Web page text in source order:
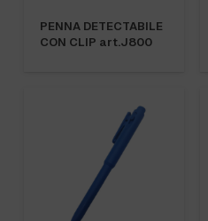
PENNA DETECTABILE
CON CLIP art.J800